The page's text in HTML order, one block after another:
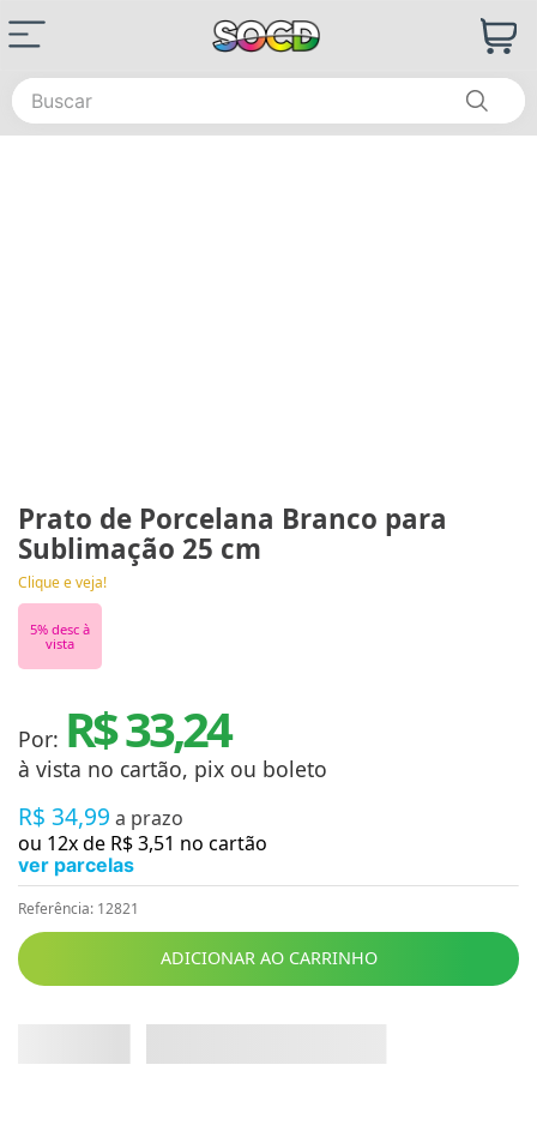
Buscar
Prato de Porcelana Branco para
Sublimação 25 cm
Clique e veja!
5% desc à
vista
Por: R$ 33,24
à vista no cartão, pix ou boleto
R$ 34,99 a prazo
ou 12x de R$3,51 no cartão
ver parcelas
Referência: 12821
ADICIONAR AO CARRINHO